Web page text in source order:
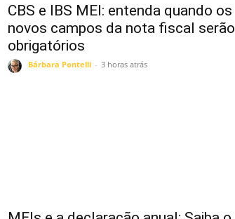
CBS e IBS MEI: entenda quando os
novos campos da nota fiscal serão
obrigatórios
Bárbara Pontelli - 3 horas atrás